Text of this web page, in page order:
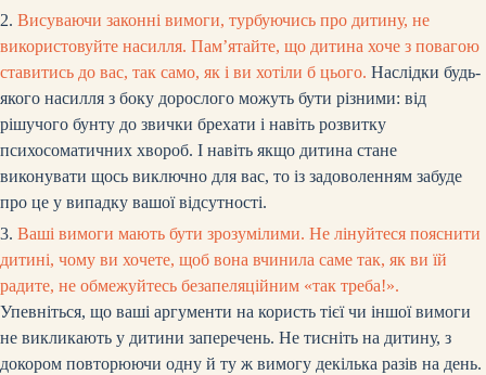
2. Висуваючи законні вимоги, турбуючись про дитину, не
використовуйте насилля. Пам’ятайте, що дитина хоче з повагою
ставитись до вас, так само, як і ви хотіли б цього. Наслідки будь-
якого насилля з боку дорослого можуть бути різними: від
рішучого бунту до звички брехати і навіть розвитку
психосоматичних хвороб. І навіть якщо дитина стане
виконувати щось виключно для вас, то із задоволенням забуде
про це у випадку вашої відсутності.
3. Ваші вимоги мають бути зрозумілими. Не лінуйтеся пояснити
дитині, чому ви хочете, щоб вона вчинила саме так, як ви їй
радите, не обмежуйтесь безапеляційним «так треба!».
Упевніться, що ваші аргументи на користь тієї чи іншої вимоги
не викликають у дитини заперечень. Не тисніть на дитину, з
докором повторюючи одну й ту ж вимогу декілька разів на день.